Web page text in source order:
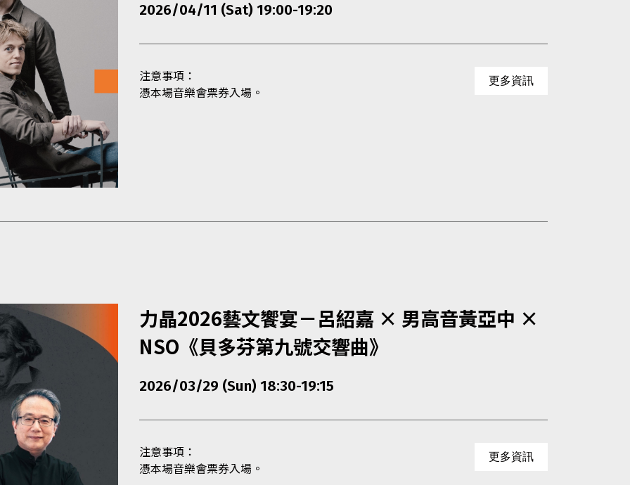
2026/04/11 (Sat) 19:00-19:20
注意事項：
憑本場音樂會票券入場。
更多資訊
力晶2026藝文饗宴－呂紹嘉 × 男高音黃亞中 ×
NSO《貝多芬第九號交響曲》
2026/03/29 (Sun) 18:30-19:15
注意事項：
憑本場音樂會票券入場。
更多資訊